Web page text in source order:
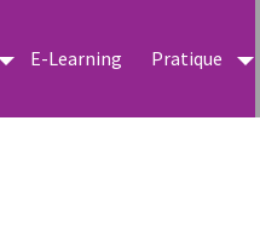
E-Learning Pratique